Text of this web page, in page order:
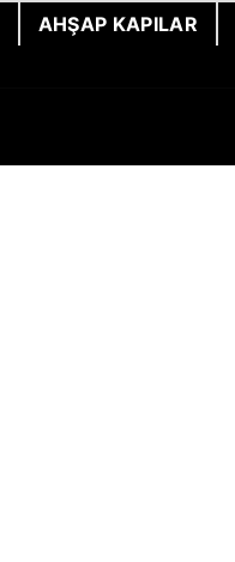
AHŞAP KAPILAR